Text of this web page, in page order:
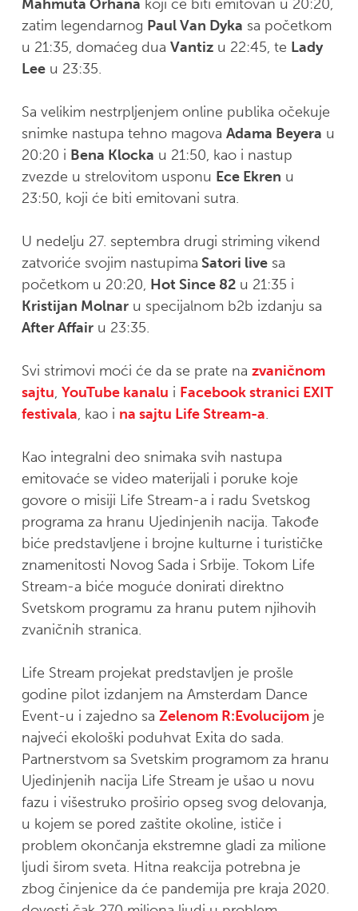
Mahmuta Orhana koji će biti emitovan u 20:20,
zatim legendarnog Paul Van Dyka sa početkom
u 21:35, domaćeg dua Vantizu 22:45, te Lady
Leeu 23:35.
Sa velikim nestrpljenjem online publika očekuje
snimke nastupa tehno magova Adama Beyera u
20:20 i Bena Klocka u 21:50, kao i nastup
zvezde u strelovitom usponu Ece Ekren u
23:50, koji će biti emitovani sutra.
U nedelju 27. septembra drugi striming vikend
zatvoriće svojim nastupima Satori livesa
početkom u 20:20, Hot Since 82u 21:35 i
Kristijan Molnaru specijalnom b2b izdanju sa
After Affairu 23:35.
Svi strimovi moći će da se prate na zvaničnom
sajtu, YouTube kanalu i Facebook stranici EXIT
festivala, kao i na sajtu Life Stream-a.
Kao integralni deo snimaka svih nastupa
emitovaće se video materijali i poruke koje
govore o misiji Life Stream-a i radu Svetskog
programa za hranu Ujedinjenih nacija. Takođe
biće predstavljene i brojne kulturne i turističke
znamenitosti Novog Sada i Srbije. Tokom Life
Stream-a biće moguće donirati direktno
Svetskom programu za hranu putem njihovih
zvaničnih stranica.
Life Stream projekat predstavljen je prošle
godine pilot izdanjem na Amsterdam Dance
Event-u i zajedno sa Zelenom R:Evolucijomje
najveći ekološki poduhvat Exita do sada.
Partnerstvom sa Svetskim programom za hranu
Ujedinjenih nacija Life Stream je ušao u novu
fazu i višestruko proširio opseg svog delovanja,
u kojem se pored zaštite okoline, ističe i
problem okončanja ekstremne gladi za milione
ljudi širom sveta. Hitna reakcija potrebna je
zbog činjenice da će pandemija pre kraja 2020.